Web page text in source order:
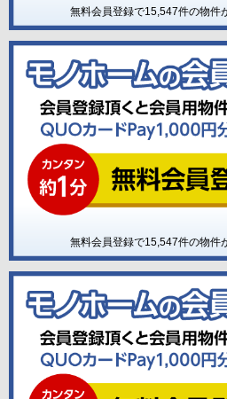
無料会員登録で15,547件の物件
無料会員登録で15,547件の物件